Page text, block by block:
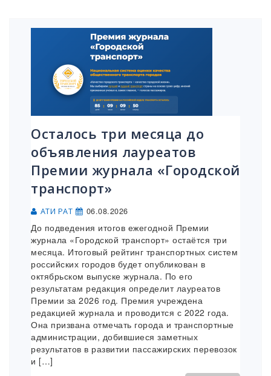
Осталось три месяца до
объявления лауреатов
Премии журнала «Городской
транспорт»
АТИ РАТ 06.08.2026
До подведения итогов ежегодной Премии
журнала «Городской транспорт» остаётся три
месяца. Итоговый рейтинг транспортных систем
российских городов будет опубликован в
октябрьском выпуске журнала. По его
результатам редакция определит лауреатов
Премии за 2026 год. Премия учреждена
редакцией журнала и проводится с 2022 года.
Она призвана отмечать города и транспортные
администрации, добившиеся заметных
результатов в развитии пассажирских перевозок
и […]